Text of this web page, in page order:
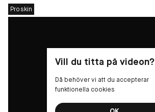
Proskin
Vill du titta på videon?
Då behöver vi att du accepterar
funktionella cookies